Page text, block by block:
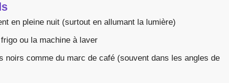
en pleine nuit (surtout en allumant la lumière)
ou la machine à laver
noirs comme du marc de café (souvent dans les angles de